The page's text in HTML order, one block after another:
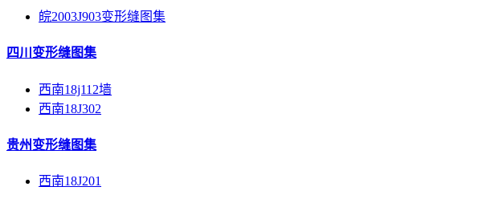
皖2003J903变形缝图集
四川变形缝图集
西南18j112墙
西南18J302
贵州变形缝图集
西南18J201